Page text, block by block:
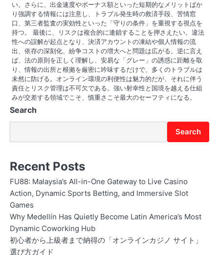
い。さらに、出金速度やボーナス額といった短期的なメリットばか
り強調する情報には注意し、トラブル発生時の救済手段、苦情窓
口、第三者監査の実効性といった「守りの条件」を重視する視点を
持つ。 最後に、リスクは複合的に連鎖することを押さえたい。違法
性への誤解が起点となり、決済アカウントの凍結や個人情報の流
出、依存の深刻化、紛争コストの増大へと問題は広がる。逆に言え
ば、法の原則を正しく理解し、安易な「グレー」の誘惑に距離を取
り、情報の出所と根拠を厳密に吟味するだけで、多くのトラブルは
未然に防げる。オンライン環境の利便性は魅力的だが、それに伴う
責任とリスク管理は不可欠である。強い射幸性と国境を越える仕組
みが交差する領域でこそ、慎重さこそ最大のセーフティになる。
Search
Search
Recent Posts
FU88: Malaysia’s All-in-One Gateway to Live Casino
Action, Dynamic Sports Betting, and Immersive Slot
Games
Why Medellín Has Quietly Become Latin America’s Most
Dynamic Coworking Hub
初心者から上級者まで納得の「オンラインカジノ サイト」
選び方ガイド